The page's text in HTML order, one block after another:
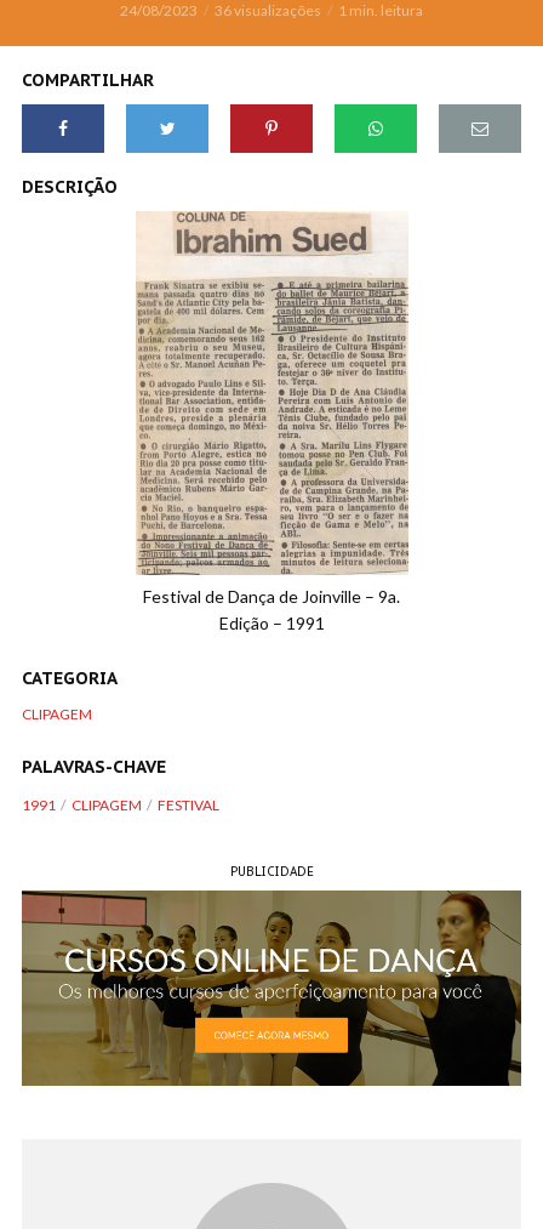
24/08/2023 36 visualizações 1 min. leitura
COMPARTILHAR
DESCRIÇÃO
Festival de Dança de Joinville – 9a.
Edição – 1991
CATEGORIA
CLIPAGEM
PALAVRAS-CHAVE
1991 CLIPAGEM FESTIVAL
PUBLICIDADE